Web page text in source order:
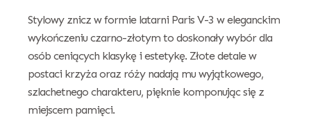
Stylowy znicz w formie latarni Paris V-3 w eleganckim
wykończeniu czarno-złotym to doskonały wybór dla
osób ceniących klasykę i estetykę. Złote detale w
postaci krzyża oraz róży nadają mu wyjątkowego,
szlachetnego charakteru, pięknie komponując się z
miejscem pamięci.